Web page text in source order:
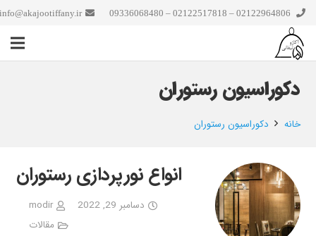
دکوراسیون رستوران
خانه دکوراسیون رستوران
انواع نورپردازی رستوران
دسامبر 29, 2022
modir
مقالات